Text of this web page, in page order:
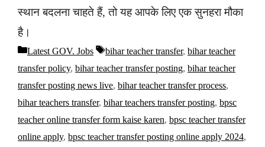
स्थान बदलना चाहते हैं, तो यह आपके लिए एक सुनहरा मौका
है।
Latest GOV. Jobs bihar teacher transfer, bihar teacher
transfer policy, bihar teacher transfer posting, bihar teacher
transfer posting news live, bihar teacher transfer process,
bihar teachers transfer, bihar teachers transfer posting, bpsc
teacher online transfer form kaise karen, bpsc teacher transfer
online apply, bpsc teacher transfer posting online apply 2024,